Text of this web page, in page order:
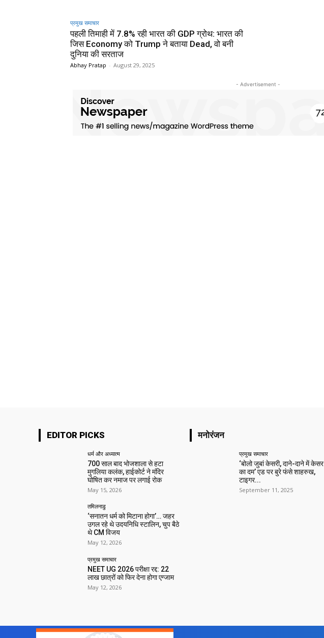
प्रमुख समाचार‎
पहली तिमाही में 7.8% रही भारत की GDP ग्रोथ: भारत की
जिस Economy को Trump ने बताया Dead, वो बनी
दुनिया की सरताज
Abhay Pratap - August 29, 2025
- Advertisement -
EDITOR PICKS
धर्म और अध्यात्म
700 साल बाद भोजशाला से हटा
मुगलिया कलंक, हाईकोर्ट ने मंदिर
घोषित कर नमाज पर लगाई रोक
May 15, 2026
तमिलनाडु
‘सनातन धर्म को मिटाना होगा’… जहर
उगल रहे थे उदयनिधि स्टालिन, चुप बैठे
थे CM विजय
May 12, 2026
प्रमुख समाचार‎
NEET UG 2026 परीक्षा रद्द: 22
लाख छात्रों को फिर देना होगा एग्जाम
May 12, 2026
मनोरंजन
प्रमुख समाचार‎
‘बोलो जुबां केसरी, दाने-दाने में केसर
का दम’ एड पर बुरे फंसे शाहरुख,
टाइगर...
September 11, 2025